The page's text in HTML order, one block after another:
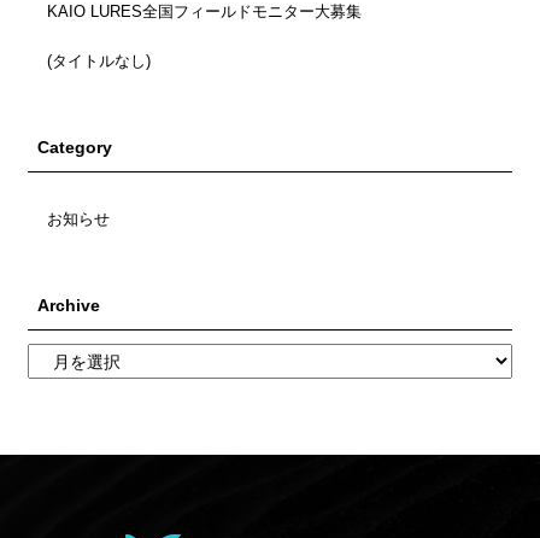
KAIO LURES全国フィールドモニター大募集
(タイトルなし)
Category
お知らせ
Archive